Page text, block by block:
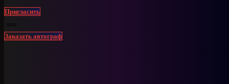
Пригласить
или
Заказать автограф